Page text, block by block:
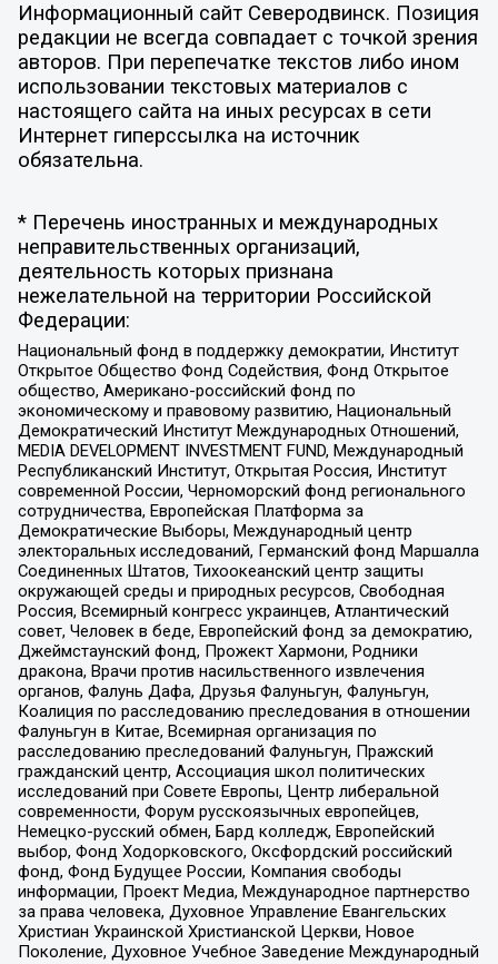
Информационный сайт Северодвинск. Позиция
редакции не всегда совпадает с точкой зрения
авторов. При перепечатке текстов либо ином
использовании текстовых материалов с
настоящего сайта на иных ресурсах в сети
Интернет гиперссылка на источник
обязательна.
* Перечень иностранных и международных
неправительственных организаций,
деятельность которых признана
нежелательной на территории Российской
Федерации:
Национальный фонд в поддержку демократии, Институт
Открытое Общество Фонд Содействия, Фонд Открытое
общество, Американо-российский фонд по
экономическому и правовому развитию, Национальный
Демократический Институт Международных Отношений,
MEDIA DEVELOPMENT INVESTMENT FUND, Международный
Республиканский Институт, Открытая Россия, Институт
современной России, Черноморский фонд регионального
сотрудничества, Европейская Платформа за
Демократические Выборы, Международный центр
электоральных исследований, Германский фонд Маршалла
Соединенных Штатов, Тихоокеанский центр защиты
окружающей среды и природных ресурсов, Свободная
Россия, Всемирный конгресс украинцев, Атлантический
совет, Человек в беде, Европейский фонд за демократию,
Джеймстаунский фонд, Прожект Хармони, Родники
дракона, Врачи против насильственного извлечения
органов, Фалунь Дафа, Друзья Фалуньгун, Фалуньгун,
Коалиция по расследованию преследования в отношении
Фалуньгун в Китае, Всемирная организация по
расследованию преследований Фалуньгун, Пражский
гражданский центр, Ассоциация школ политических
исследований при Совете Европы, Центр либеральной
современности, Форум русскоязычных европейцев,
Немецко-русский обмен, Бард колледж, Европейский
выбор, Фонд Ходорковского, Оксфордский российский
фонд, Фонд Будущее России, Компания свободы
информации, Проект Медиа, Международное партнерство
за права человека, Духовное Управление Евангельских
Христиан Украинской Христианской Церкви, Новое
Поколение, Духовное Учебное Заведение Международный